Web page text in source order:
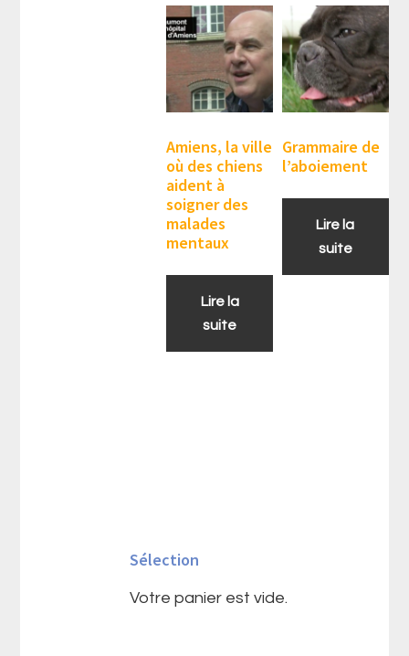
Amiens, la ville
où des chiens
aident à
soigner des
malades
mentaux
Lire la
suite
Grammaire de
l’aboiement
Lire la
suite
principale
Sélection
Votre panier est vide.